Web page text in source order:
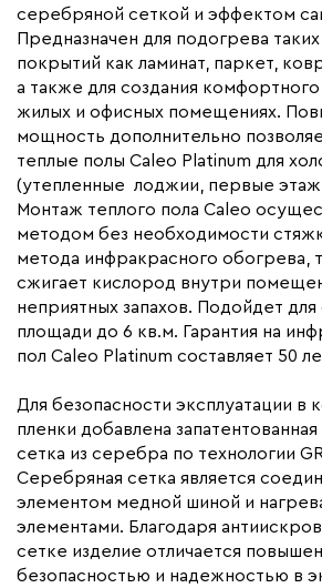
Монтаж
Макс. рабочая температура (C)
Макс. ток нагрузки (А)
Ширина (мм)
Толщина (мм)
Длина установочного провода, м
Страна производства
Гарантия (год)
Срок службы(год)
Вес (кг)
серебряной сеткой и эффектом
Предназначен для подогрева
покрытий как ламинат, паркет,
а также для создания
жилых и офисных помещениях.
мощность дополнительно
теплые полы Caleo Platinum для
(утепленные лоджии, первые
Монтаж теплого пола Caleo
методом без необходимости
метода инфракрасного обогрева,
сжигает кислород внутри
неприятных запахов. Подойдет
площади до 6 кв.м. Гарантия на
пол Caleo Platinum составляет 50
Для безопасности эксплуатации в
пленки добавлена
сетка из серебра по технологии
Серебряная сетка является
элементом медной шиной и
элементами. Благодаря
сетке изделие отличается
безопасностью и надежностью в